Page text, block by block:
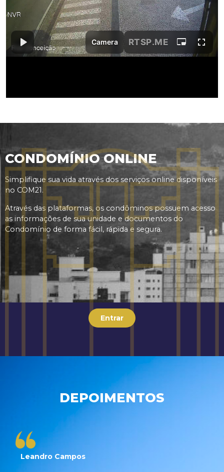
CONDOMÍNIO ONLINE
Simplifique sua vida através dos serviços online disponíveis
no COM21.
Através das plataformas, os condôminos possuem acesso
as informações de sua unidade e documentos do
Condomínio de forma fácil, rápida e segura.
Entrar
DEPOIMENTOS
Leandro Campos